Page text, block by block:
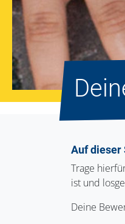
Auf dieser
Trage
ist und
Deine